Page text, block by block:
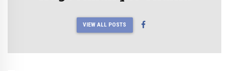
VIEW ALL POSTS